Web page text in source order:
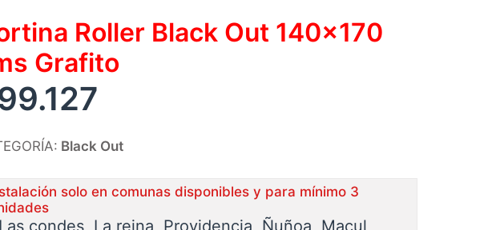
Roller Black Out 140×170
Grafito
Black Out
solo en comunas disponibles y para mínimo 3
Las condes, La reina, Providencia, Ñuñoa, Macul,